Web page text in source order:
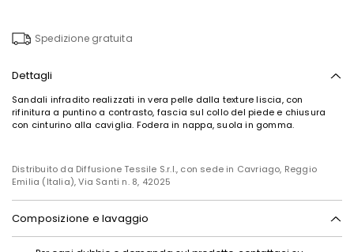
Spedizione gratuita
Dettagli
Sandali infradito realizzati in vera pelle dalla texture liscia, con
rifinitura a puntino a contrasto, fascia sul collo del piede e chiusura
con cinturino alla caviglia. Fodera in nappa, suola in gomma.
Distribuito da Diffusione Tessile S.r.l., con sede in Cavriago, Reggio
Emilia (Italia), Via Santi n. 8, 42025
Composizione e lavaggio